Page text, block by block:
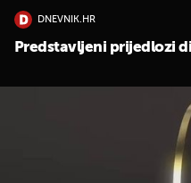
DNEVNIK.HR
Predstavljeni prijedlozi